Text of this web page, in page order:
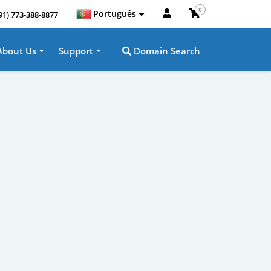
773-388-8877 Português 0
Us Support Domain Search